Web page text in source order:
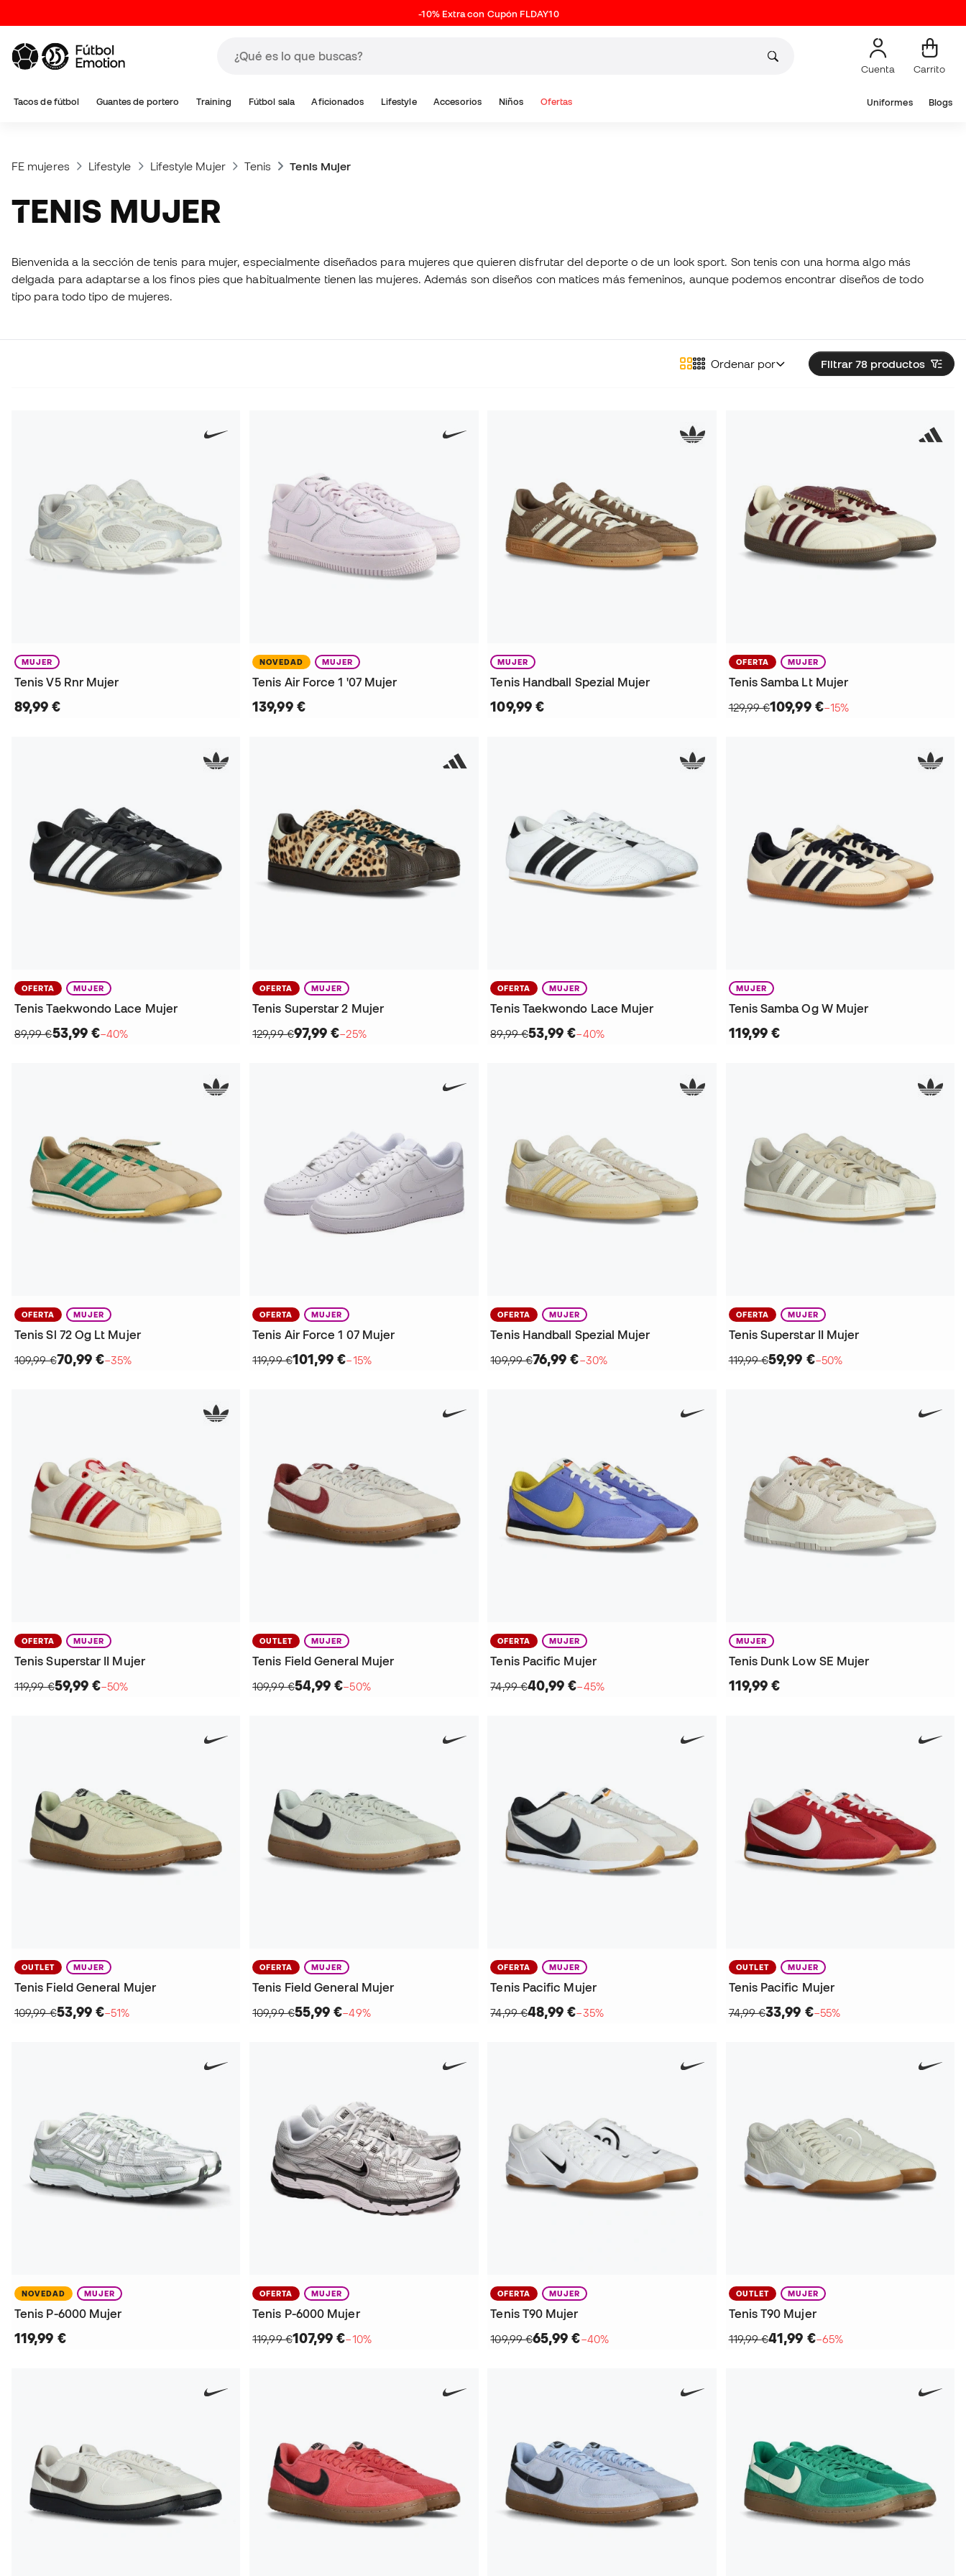
-10% Extra con Cupón FLDAY10
Cuenta Carrito
Tacos de fútbol Guantes de portero Training Fútbol sala Aficionados Lifestyle Accesorios Niños Ofertas Uniformes Blogs
FE mujeres Lifestyle Lifestyle Mujer Tenis Tenis Mujer
TENIS MUJER
Bienvenida a la sección de tenis para mujer, especialmente diseñados para mujeres que quieren disfrutar del deporte o de un look sport. Son tenis con una horma algo más
delgada para adaptarse a los finos pies que habitualmente tienen las mujeres. Además son diseños con matices más femeninos, aunque podemos encontrar diseños de todo
tipo para todo tipo de mujeres.
Filtrar 78 productos
Ordenar por
MUJER
Tenis V5 Rnr Mujer
89,99 €
NOVEDAD MUJER
Tenis Air Force 1 '07 Mujer
139,99 €
MUJER
Tenis Handball Spezial Mujer
109,99 €
OFERTA MUJER
Tenis Samba Lt Mujer
129,99 €109,99 €−15%
OFERTA MUJER
Tenis Taekwondo Lace Mujer
89,99 €53,99 €−40%
OFERTA MUJER
Tenis Superstar 2 Mujer
129,99 €97,99 €−25%
OFERTA MUJER
Tenis Taekwondo Lace Mujer
89,99 €53,99 €−40%
MUJER
Tenis Samba Og W Mujer
119,99 €
OFERTA MUJER
Tenis Sl 72 Og Lt Mujer
109,99 €70,99 €−35%
OFERTA MUJER
Tenis Air Force 1 07 Mujer
119,99 €101,99 €−15%
OFERTA MUJER
Tenis Handball Spezial Mujer
109,99 €76,99 €−30%
OFERTA MUJER
Tenis Superstar II Mujer
119,99 €59,99 €−50%
OFERTA MUJER
Tenis Superstar II Mujer
119,99 €59,99 €−50%
OUTLET MUJER
Tenis Field General Mujer
109,99 €54,99 €−50%
OFERTA MUJER
Tenis Pacific Mujer
74,99 €40,99 €−45%
MUJER
Tenis Dunk Low SE Mujer
119,99 €
OUTLET MUJER
Tenis Field General Mujer
109,99 €53,99 €−51%
OFERTA MUJER
Tenis Field General Mujer
109,99 €55,99 €−49%
OFERTA MUJER
Tenis Pacific Mujer
74,99 €48,99 €−35%
OUTLET MUJER
Tenis Pacific Mujer
74,99 €33,99 €−55%
NOVEDAD MUJER
Tenis P-6000 Mujer
119,99 €
OFERTA MUJER
Tenis P-6000 Mujer
119,99 €107,99 €−10%
OFERTA MUJER
Tenis T90 Mujer
109,99 €65,99 €−40%
OUTLET MUJER
Tenis T90 Mujer
119,99 €41,99 €−65%